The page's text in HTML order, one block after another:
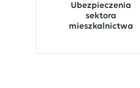
Ubezpieczenia
sektora
mieszkalnictwa